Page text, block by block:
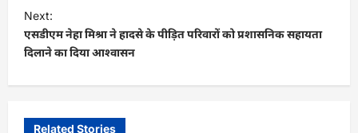
t
n
a
v
Next:
एसडीएम नेहा मिश्रा ने हादसे के पीड़ित परिवारों को प्रशासनिक सहायता
दिलाने का दिया आश्वासन
Related Stories